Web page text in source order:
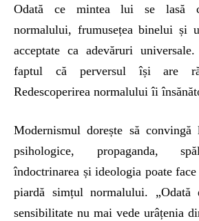
Odată ce mintea lui se lasă
normalului, frumusețea binelui și
acceptate ca adevăruri
faptul că perversul își are
Redescoperirea normalului îi
Modernismul dorește să
psihologice, propaganda,
îndoctrinarea și ideologia poate
piardă simțul normalului. „Odată
sensibilitate nu mai vede urâțenia